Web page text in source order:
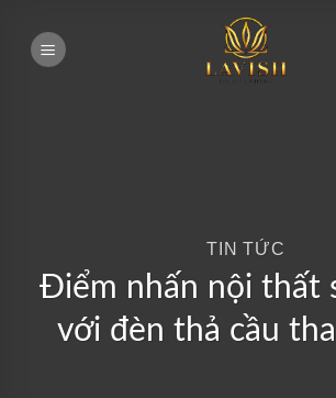
TIN TỨC
Điểm nhấn nội thất
với đèn thả cầu